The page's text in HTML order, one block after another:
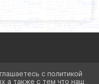
с политикой
а также с тем что наш